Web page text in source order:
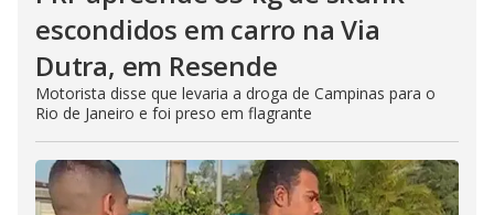
escondidos em carro na Via
Dutra, em Resende
Motorista disse que levaria a droga de Campinas para o
Rio de Janeiro e foi preso em flagrante